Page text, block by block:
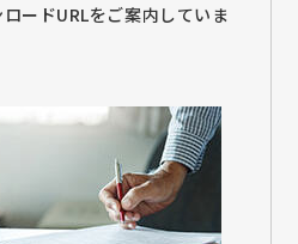
ードURLをご案内していま